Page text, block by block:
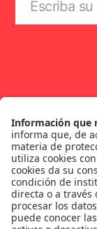
Género